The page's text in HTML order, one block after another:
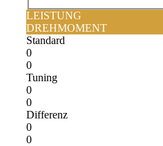
LEISTUNG
DREHMOMENT
Standard
0
0
Tuning
0
0
Differenz
0
0